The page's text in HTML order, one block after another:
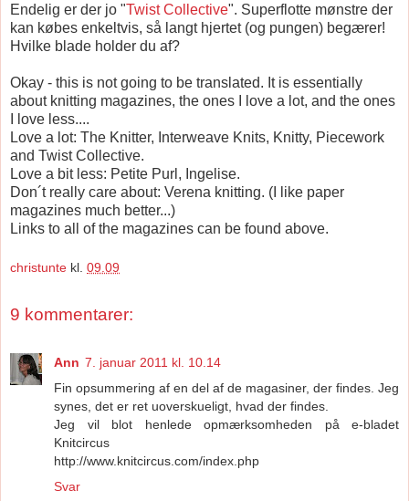
Endelig er der jo "Twist Collective". Superflotte mønstre der
kan købes enkeltvis, så langt hjertet (og pungen) begærer!
Hvilke blade holder du af?
Okay - this is not going to be translated. It is essentially
about knitting magazines, the ones I love a lot, and the ones
I love less....
Love a lot: The Knitter, Interweave Knits, Knitty, Piecework
and Twist Collective.
Love a bit less: Petite Purl, Ingelise.
Don´t really care about: Verena knitting. (I like paper
magazines much better...)
Links to all of the magazines can be found above.
christunte kl. 09.09
9 kommentarer:
Ann 7. januar 2011 kl. 10.14
Fin opsummering af en del af de magasiner, der findes. Jeg
synes, det er ret uoverskueligt, hvad der findes.
Jeg vil blot henlede opmærksomheden på e-bladet
Knitcircus
http://www.knitcircus.com/index.php
Svar